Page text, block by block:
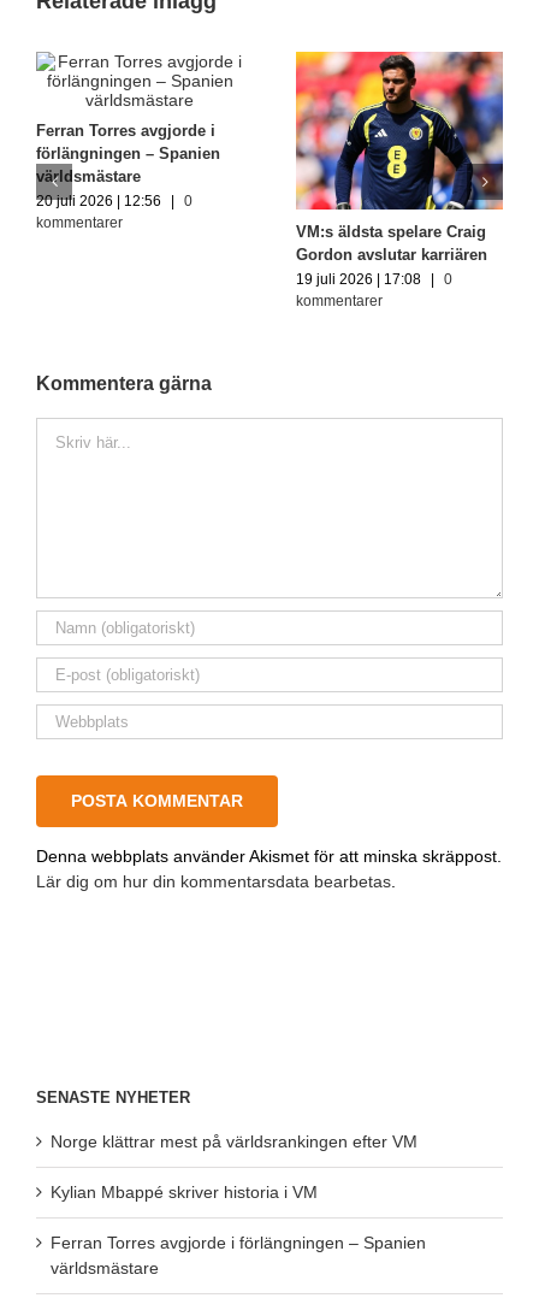
Ferran Torres avgjorde i
förlängningen – Spanien
världsmästare
20 juli 2026 | 12:56
0
kommentarer
VM:s äldsta spelare Craig
Gordon avslutar karriären
19 juli 2026 | 17:08 |
0
kommentarer
Kommentera gärna
Denna webbplats använder Akismet för att minska skräppost.
Lär dig om hur din kommentarsdata bearbetas
SENASTE NYHETER
Norge klättrar mest på världsrankingen efter VM
Kylian Mbappé skriver historia i VM
Ferran Torres avgjorde i förlängningen – Spanien
världsmästare